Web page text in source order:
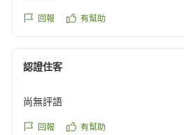
回報 有幫助
認證住客
尚無評語
回報 有幫助